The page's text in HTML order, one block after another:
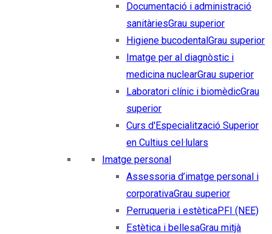
Documentació i administració
sanitàriesGrau superior
Higiene bucodentalGrau superior
Imatge per al diagnòstic i
medicina nuclearGrau superior
Laboratori clínic i biomèdicGrau
superior
Curs d'Especialització Superior
en Cultius cel·lulars
Imatge personal
Assessoria d’imatge personal i
corporativaGrau superior
Perruqueria i estèticaPFI (NEE)
Estètica i bellesaGrau mitjà